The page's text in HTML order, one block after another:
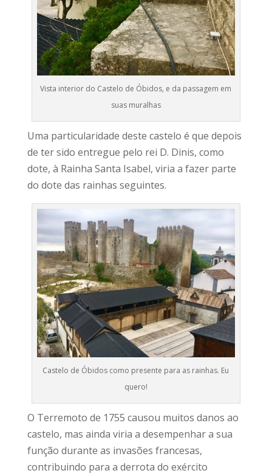
Vista interior do Castelo de Óbidos, e da passagem em
suas muralhas
Uma particularidade deste castelo é que depois
de ter sido entregue pelo rei D. Dinis, como
dote, à Rainha Santa Isabel, viria a fazer parte
do dote das rainhas seguintes.
Castelo de Óbidos como presente para as rainhas. Eu
quero!
O Terremoto de 1755 causou muitos danos ao
castelo, mas ainda viria a desempenhar a sua
função durante as invasões francesas,
contribuindo para a derrota do exército